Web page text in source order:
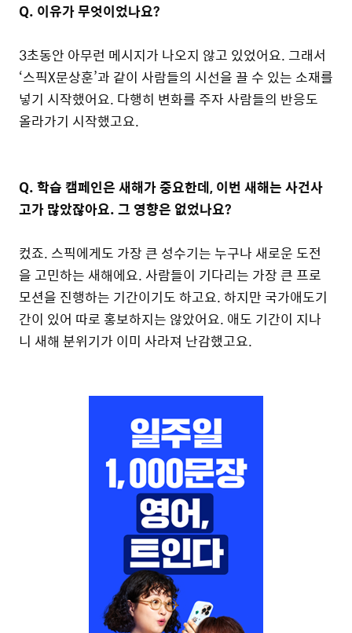
Q. 이유가 무엇이었나요?
3초동안 아무런 메시지가 나오지 않고 있었어요. 그래서
‘스픽X문상훈’과 같이 사람들의 시선을 끌 수 있는 소재를
넣기 시작했어요. 다행히 변화를 주자 사람들의 반응도
올라가기 시작했고요.
Q. 학습 캠페인은 새해가 중요한데, 이번 새해는 사건사
고가 많았잖아요. 그 영향은 없었나요?
컸죠. 스픽에게도 가장 큰 성수기는 누구나 새로운 도전
을 고민하는 새해에요. 사람들이 기다리는 가장 큰 프로
모션을 진행하는 기간이기도 하고요. 하지만 국가애도기
간이 있어 따로 홍보하지는 않았어요. 애도 기간이 지나
니 새해 분위기가 이미 사라져 난감했고요.